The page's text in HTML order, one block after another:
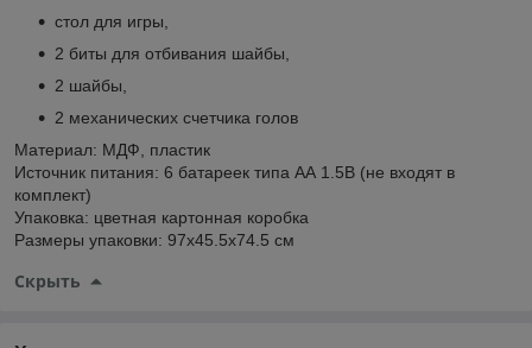
стол для игры,
2 биты для отбивания шайбы,
2 шайбы,
2 механических счетчика голов
Материал: МДФ, пластик
Источник питания: 6 батареек типа АА 1.5В (не входят в
комплект)
Упаковка: цветная картонная коробка
Размеры упаковки: 97х45.5х74.5 см
Скрыть